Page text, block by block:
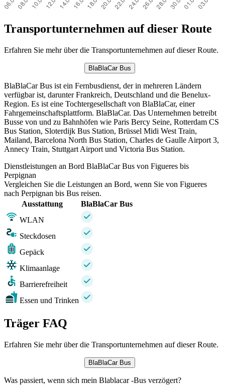
Transportunternehmen auf dieser Route
Erfahren Sie mehr über die Transportunternehmen auf dieser Route.
BlaBlaCar Bus
BlaBlaCar Bus ist ein Fernbusdienst, der in mehreren Ländern
verfügbar ist, darunter Frankreich, Deutschland und die Benelux-
Region. Es ist eine Tochtergesellschaft von BlaBlaCar, einer
Fahrgemeinschaftsplattform. BlaBlaCar. Das Unternehmen betreibt
Busse von und zu Bahnhöfen wie Paris Bercy Seine, Rotterdam CS
Bus Station, Sloterdijk Bus Station, Brüssel Midi West Train,
Mailand, Barcelona North Bus Station, Charles de Gaulle Airport 3,
Annecy Train, Stuttgart Airport und Victoria Bus Station.
Dienstleistungen an Bord BlaBlaCar Bus von Figueres bis
Perpignan
Vergleichen Sie die Leistungen an Bord, wenn Sie von Figueres
nach Perpignan bis Bus reisen.
Ausstattung
BlaBlaCar Bus
WLAN
Steckdosen
Gepäck
Klimaanlage
Barrierefreiheit
Essen und Trinken
Träger FAQ
Erfahren Sie mehr über die Transportunternehmen auf dieser Route.
BlaBlaCar Bus
Was passiert, wenn sich mein Blablacar -Bus verzögert?